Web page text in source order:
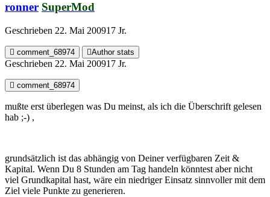
ronner SuperMod
Geschrieben 22. Mai 200917 Jr.
comment_68974 Author stats
Geschrieben 22. Mai 200917 Jr.
comment_68974
mußte erst überlegen was Du meinst, als ich die Überschrift gelesen
hab ;-) ,
grundsätzlich ist das abhängig von Deiner verfügbaren Zeit &
Kapital. Wenn Du 8 Stunden am Tag handeln könntest aber nicht
viel Grundkapital hast, wäre ein niedriger Einsatz sinnvoller mit dem
Ziel viele Punkte zu generieren.